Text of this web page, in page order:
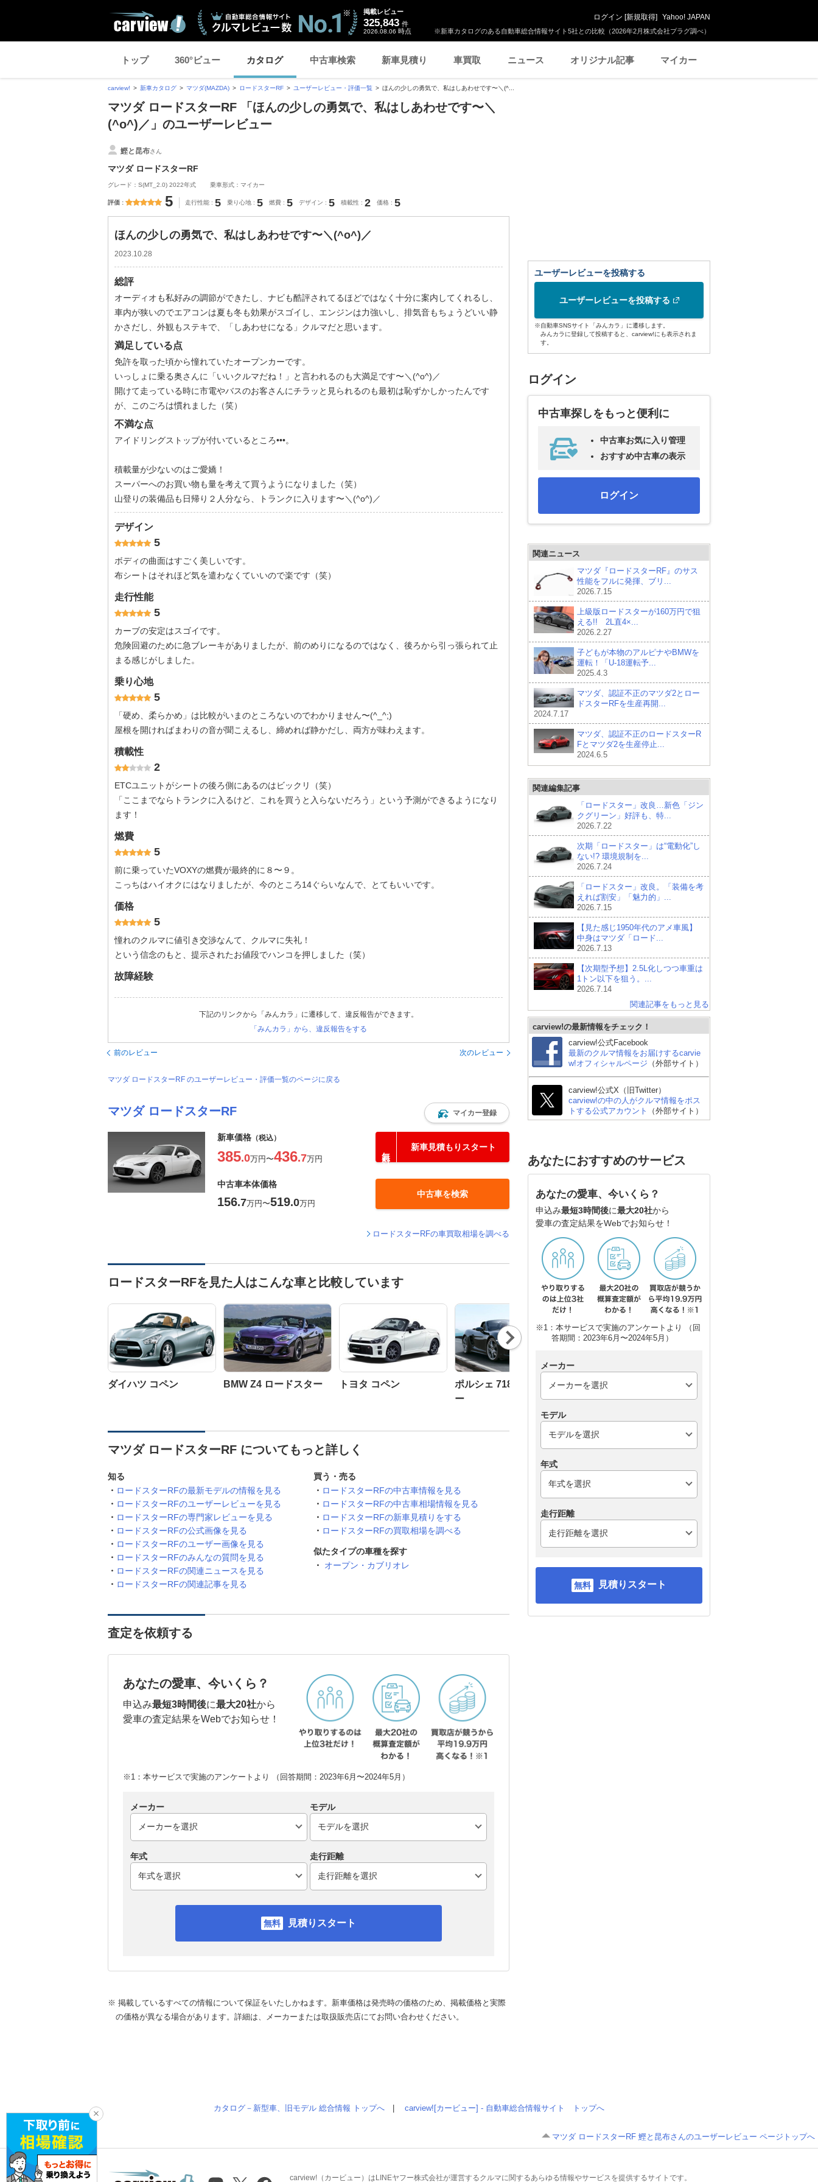
※新車カタログのある自動車総合情報サイト5社との比較（2026年2月株式会社プラグ調べ）
掲載レビュー
325,843 件
2026.08.06 時点
ログイン [新規取得] Yahoo! JAPAN
トップ 360°ビュー カタログ 中古車検索 新車見積り 車買取 ニュース オリジナル記事 マイカー
carview! 新車カタログ マツダ(MAZDA) ロードスターRF ユーザーレビュー・評価一覧 ほんの少しの勇気で、私はしあわせです〜＼(^...
マツダ ロードスターRF 「ほんの少しの勇気で、私はしあわせです〜＼
(^o^)／」のユーザーレビュー
鰹と昆布さん
マツダ ロードスターRF
グレード：S(MT_2.0) 2022年式 乗車形式：マイカー
評価 5 走行性能 5 乗り心地 5 燃費 5 デザイン 5 積載性 2 価格 5
ほんの少しの勇気で、私はしあわせです〜＼(^o^)／
2023.10.28
総評
オーディオも私好みの調節ができたし、ナビも酷評されてるほどではなく十分に案内してくれるし、
車内が狭いのでエアコンは夏も冬も効果がスゴイし、エンジンは力強いし、排気音もちょうどいい静
かさだし、外観もステキで、「しあわせになる」クルマだと思います。
満足している点
免許を取った頃から憧れていたオープンカーです。
いっしょに乗る奥さんに「いいクルマだね！」と言われるのも大満足です〜＼(^o^)／
開けて走っている時に市電やバスのお客さんにチラッと見られるのも最初は恥ずかしかったんです
が、このごろは慣れました（笑）
不満な点
アイドリングストップが付いているところ•••。
積載量が少ないのはご愛嬌！
スーパーへのお買い物も量を考えて買うようになりました（笑）
山登りの装備品も日帰り２人分なら、トランクに入ります〜＼(^o^)／
デザイン
5
ボディの曲面はすごく美しいです。
布シートはそれほど気を遣わなくていいので楽です（笑）
走行性能
5
カーブの安定はスゴイです。
危険回避のために急ブレーキがありましたが、前のめりになるのではなく、後ろから引っ張られて止
まる感じがしました。
乗り心地
5
「硬め、柔らかめ」は比較がいまのところないのでわかりません〜(^_^;)
屋根を開ければまわりの音が聞こえるし、締めれば静かだし、両方が味わえます。
積載性
2
ETCユニットがシートの後ろ側にあるのはビックリ（笑）
「ここまでならトランクに入るけど、これを買うと入らないだろう」という予測ができるようになり
ます！
燃費
5
前に乗っていたVOXYの燃費が最終的に８〜９。
こっちはハイオクにはなりましたが、今のところ14ぐらいなんで、とてもいいです。
価格
5
憧れのクルマに値引き交渉なんて、クルマに失礼！
という信念のもと、提示されたお値段でハンコを押しました（笑）
故障経験
下記のリンクから「みんカラ」に遷移して、違反報告ができます。
「みんカラ」から、違反報告をする
前のレビュー 次のレビュー
マツダ ロードスターRF のユーザーレビュー・評価一覧のページに戻る
マツダ ロードスターRF マイカー登録
新車価格 （税込）
385.0万円〜436.7万円
新車見積もりスタート
中古車本体価格
156.7万円〜519.0万円
中古車を検索
ロードスターRFの車買取相場を調べる
ロードスターRFを見た人はこんな車と比較しています
ダイハツ コペン BMW Z4 ロードスター トヨタ コペン
ポルシェ 718 ボクスタ
ー
ポルシェ 911 カブリオ
レ
レクサス LCコンバーチ
ブル
Nex
t
マツダ ロードスターRF についてもっと詳しく
知る
ロードスターRFの最新モデルの情報を見る
ロードスターRFのユーザーレビューを見る
ロードスターRFの専門家レビューを見る
ロードスターRFの公式画像を見る
ロードスターRFのユーザー画像を見る
ロードスターRFのみんなの質問を見る
ロードスターRFの関連ニュースを見る
ロードスターRFの関連記事を見る
買う・売る
ロードスターRFの中古車情報を見る
ロードスターRFの中古車相場情報を見る
ロードスターRFの新車見積りをする
ロードスターRFの買取相場を調べる
似たタイプの車種を探す
オープン・カブリオレ
査定を依頼する
あなたの愛車、今いくら？
申込み最短3時間後に最大20社から
愛車の査定結果をWebでお知らせ！
※1：本サービスで実施のアンケートより （回答期間：2023年6月〜2024年5月）
メーカー モデル
年式 走行距離
見積りスタート
※ 掲載しているすべての情報について保証をいたしかねます。新車価格は発売時の価格のため、掲載価格と実際
の価格が異なる場合があります。詳細は、メーカーまたは取扱販売店にてお問い合わせください。
ユーザーレビューを投稿する
ユーザーレビューを投稿する
※自動車SNSサイト「みんカラ」に遷移します。
みんカラに登録して投稿すると、carview!にも表示されま
す。
ログイン
中古車探しをもっと便利に
中古車お気に入り管理
おすすめ中古車の表示
ログイン
関連ニュース
マツダ『ロードスターRF』のサス
性能をフルに発揮、ブリ...
2026.7.15
上級版ロードスターが160万円で狙
える!! 2L直4×...
2026.2.27
子どもが本物のアルピナやBMWを
運転！「U-18運転予...
2025.4.3
マツダ、認証不正のマツダ2とロー
ドスターRFを生産再開...
2024.7.17
マツダ、認証不正のロードスターR
Fとマツダ2を生産停止...
2024.6.5
関連編集記事
「ロードスター」改良…新色「ジン
クグリーン」好評も、特...
2026.7.22
次期「ロードスター」は“電動化”し
ない!? 環境規制を...
2026.7.24
「ロードスター」改良。「装備を考
えれば割安」「魅力的」...
2026.7.15
【見た感じ1950年代のアメ車風】
中身はマツダ「ロード...
2026.7.13
【次期型予想】2.5L化しつつ車重は
1トン以下を狙う。...
2026.7.14
関連記事をもっと見る
carview!の最新情報をチェック！
carview!公式Facebook
最新のクルマ情報をお届けするcarvie
w!オフィシャルページ （外部サイト）
carview!公式X（旧Twitter）
carview!の中の人がクルマ情報をポス
トする公式アカウント
（外部サイト）
あなたにおすすめのサービス
あなたの愛車、今いくら？
申込み最短3時間後に最大20社から
愛車の査定結果をWebでお知らせ！
※1：本サービスで実施のアンケートより （回
答期間：2023年6月〜2024年5月）
メーカー
モデル
年式
走行距離
見積りスタート
カタログ－新型車、旧モデル 総合情報 トップへ carview![カービュー] - 自動車総合情報サイト トップへ
マツダ ロードスターRF 鰹と昆布さんのユーザーレビュー ページトップへ
carview!（カービュー）はLINEヤフー株式会社が運営するクルマに関するあらゆる情報やサービスを提供するサイトです。